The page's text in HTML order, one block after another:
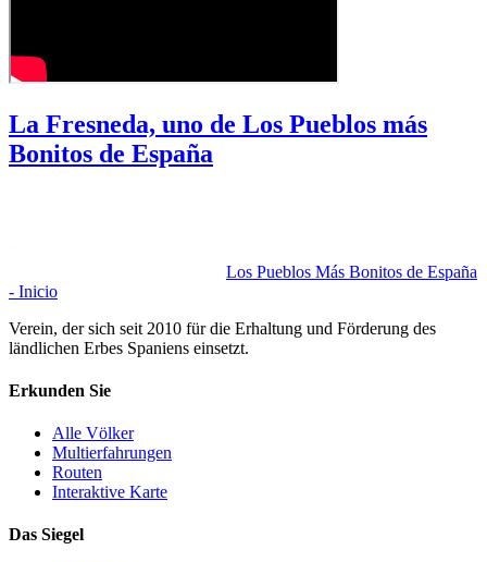
La Fresneda, uno de Los Pueblos más
Bonitos de España
Los Pueblos Más Bonitos de España
- Inicio
Verein, der sich seit 2010 für die Erhaltung und Förderung des
ländlichen Erbes Spaniens einsetzt.
Erkunden Sie
Alle Völker
Multierfahrungen
Routen
Interaktive Karte
Das Siegel